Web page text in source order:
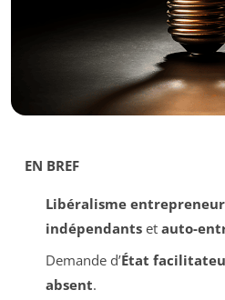
EN BREF
Libéralisme
indépendantset auto-
Demande d’État
absent.